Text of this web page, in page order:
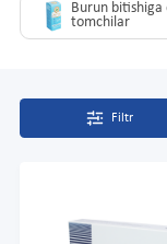
Burun bitishiga
tomchilar
Filtr